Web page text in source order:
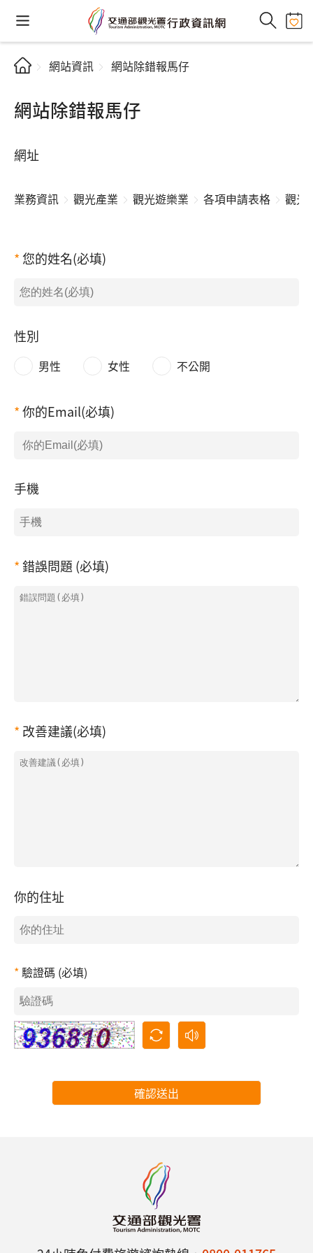
網站資訊 網站除錯報馬仔
網站除錯報馬仔
網址
業務資訊 觀光產業 觀光遊樂業 各項申請表格 觀光
您的姓名(必填)
性別
男性 女性 不公開
你的Email(必填)
手機
錯誤問題 (必填)
改善建議(必填)
你的住址
驗證碼 (必填)
確認送出